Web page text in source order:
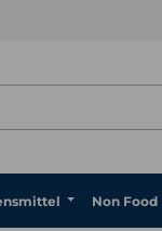
Non Food